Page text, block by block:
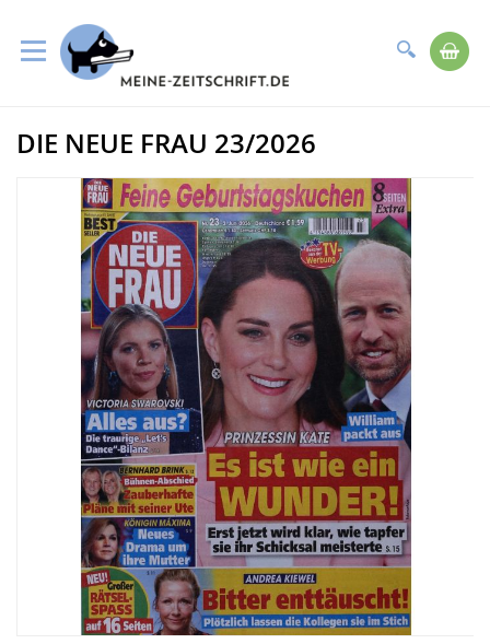
Suche
zum
Inhalt
Zum
Bildergalerie
DIE NEUE FRAU 23/2026